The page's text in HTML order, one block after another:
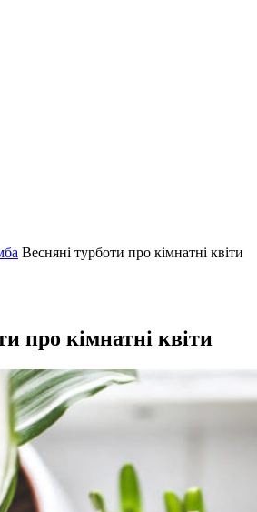
Весняні турботи про кімнатні квіти
про кімнатні квіти